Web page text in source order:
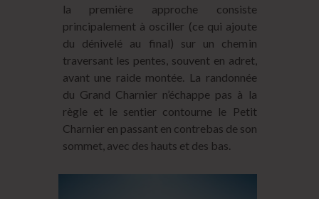
la première approche consiste
principalement à osciller (ce qui ajoute
du dénivelé au final) sur un chemin
traversant les pentes, souvent en adret,
avant une raide montée. La randonnée
du Grand Charnier n’échappe pas à la
règle et le sentier contourne le Petit
Charnier en passant en contrebas de son
sommet, avec des hauts et des bas.